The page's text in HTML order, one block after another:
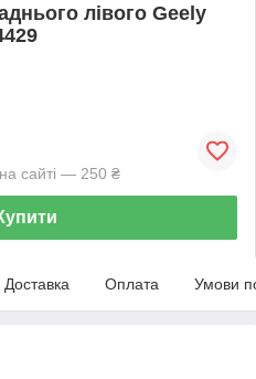
лівого Geely
сайті — 250 ₴
Доставка Оплата Умови